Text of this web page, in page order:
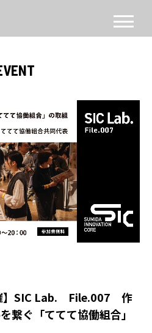
ンセプト
について
施設
レーション
】SIC Lab. File.007 作
繋ぐ「ててて協働組合」